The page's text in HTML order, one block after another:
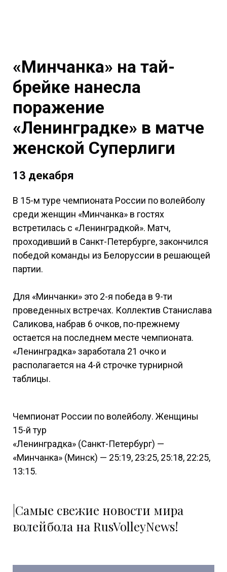
«Минчанка» на тай-
брейке нанесла
поражение
«Ленинградке» в матче
женской Суперлиги
13 декабря
В 15-м туре чемпионата России по волейболу
среди женщин «Минчанка» в гостях
встретилась с «Ленинградкой». Матч,
проходивший в Санкт-Петербурге, закончился
победой команды из Белоруссии в решающей
партии.
Для «Минчанки» это 2-я победа в 9-ти
проведенных встречах. Коллектив Станислава
Саликова, набрав 6 очков, по-прежнему
остается на последнем месте чемпионата.
«Ленинградка» заработала 21 очко и
располагается на 4-й строчке турнирной
таблицы.
Чемпионат России по волейболу. Женщины
15-й тур
«Ленинградка» (Санкт-Петербург) —
«Минчанка» (Минск) — 25:19, 23:25, 25:18, 22:25,
13:15.
|Самые свежие новости мира
волейбола на RusVolleyNews!